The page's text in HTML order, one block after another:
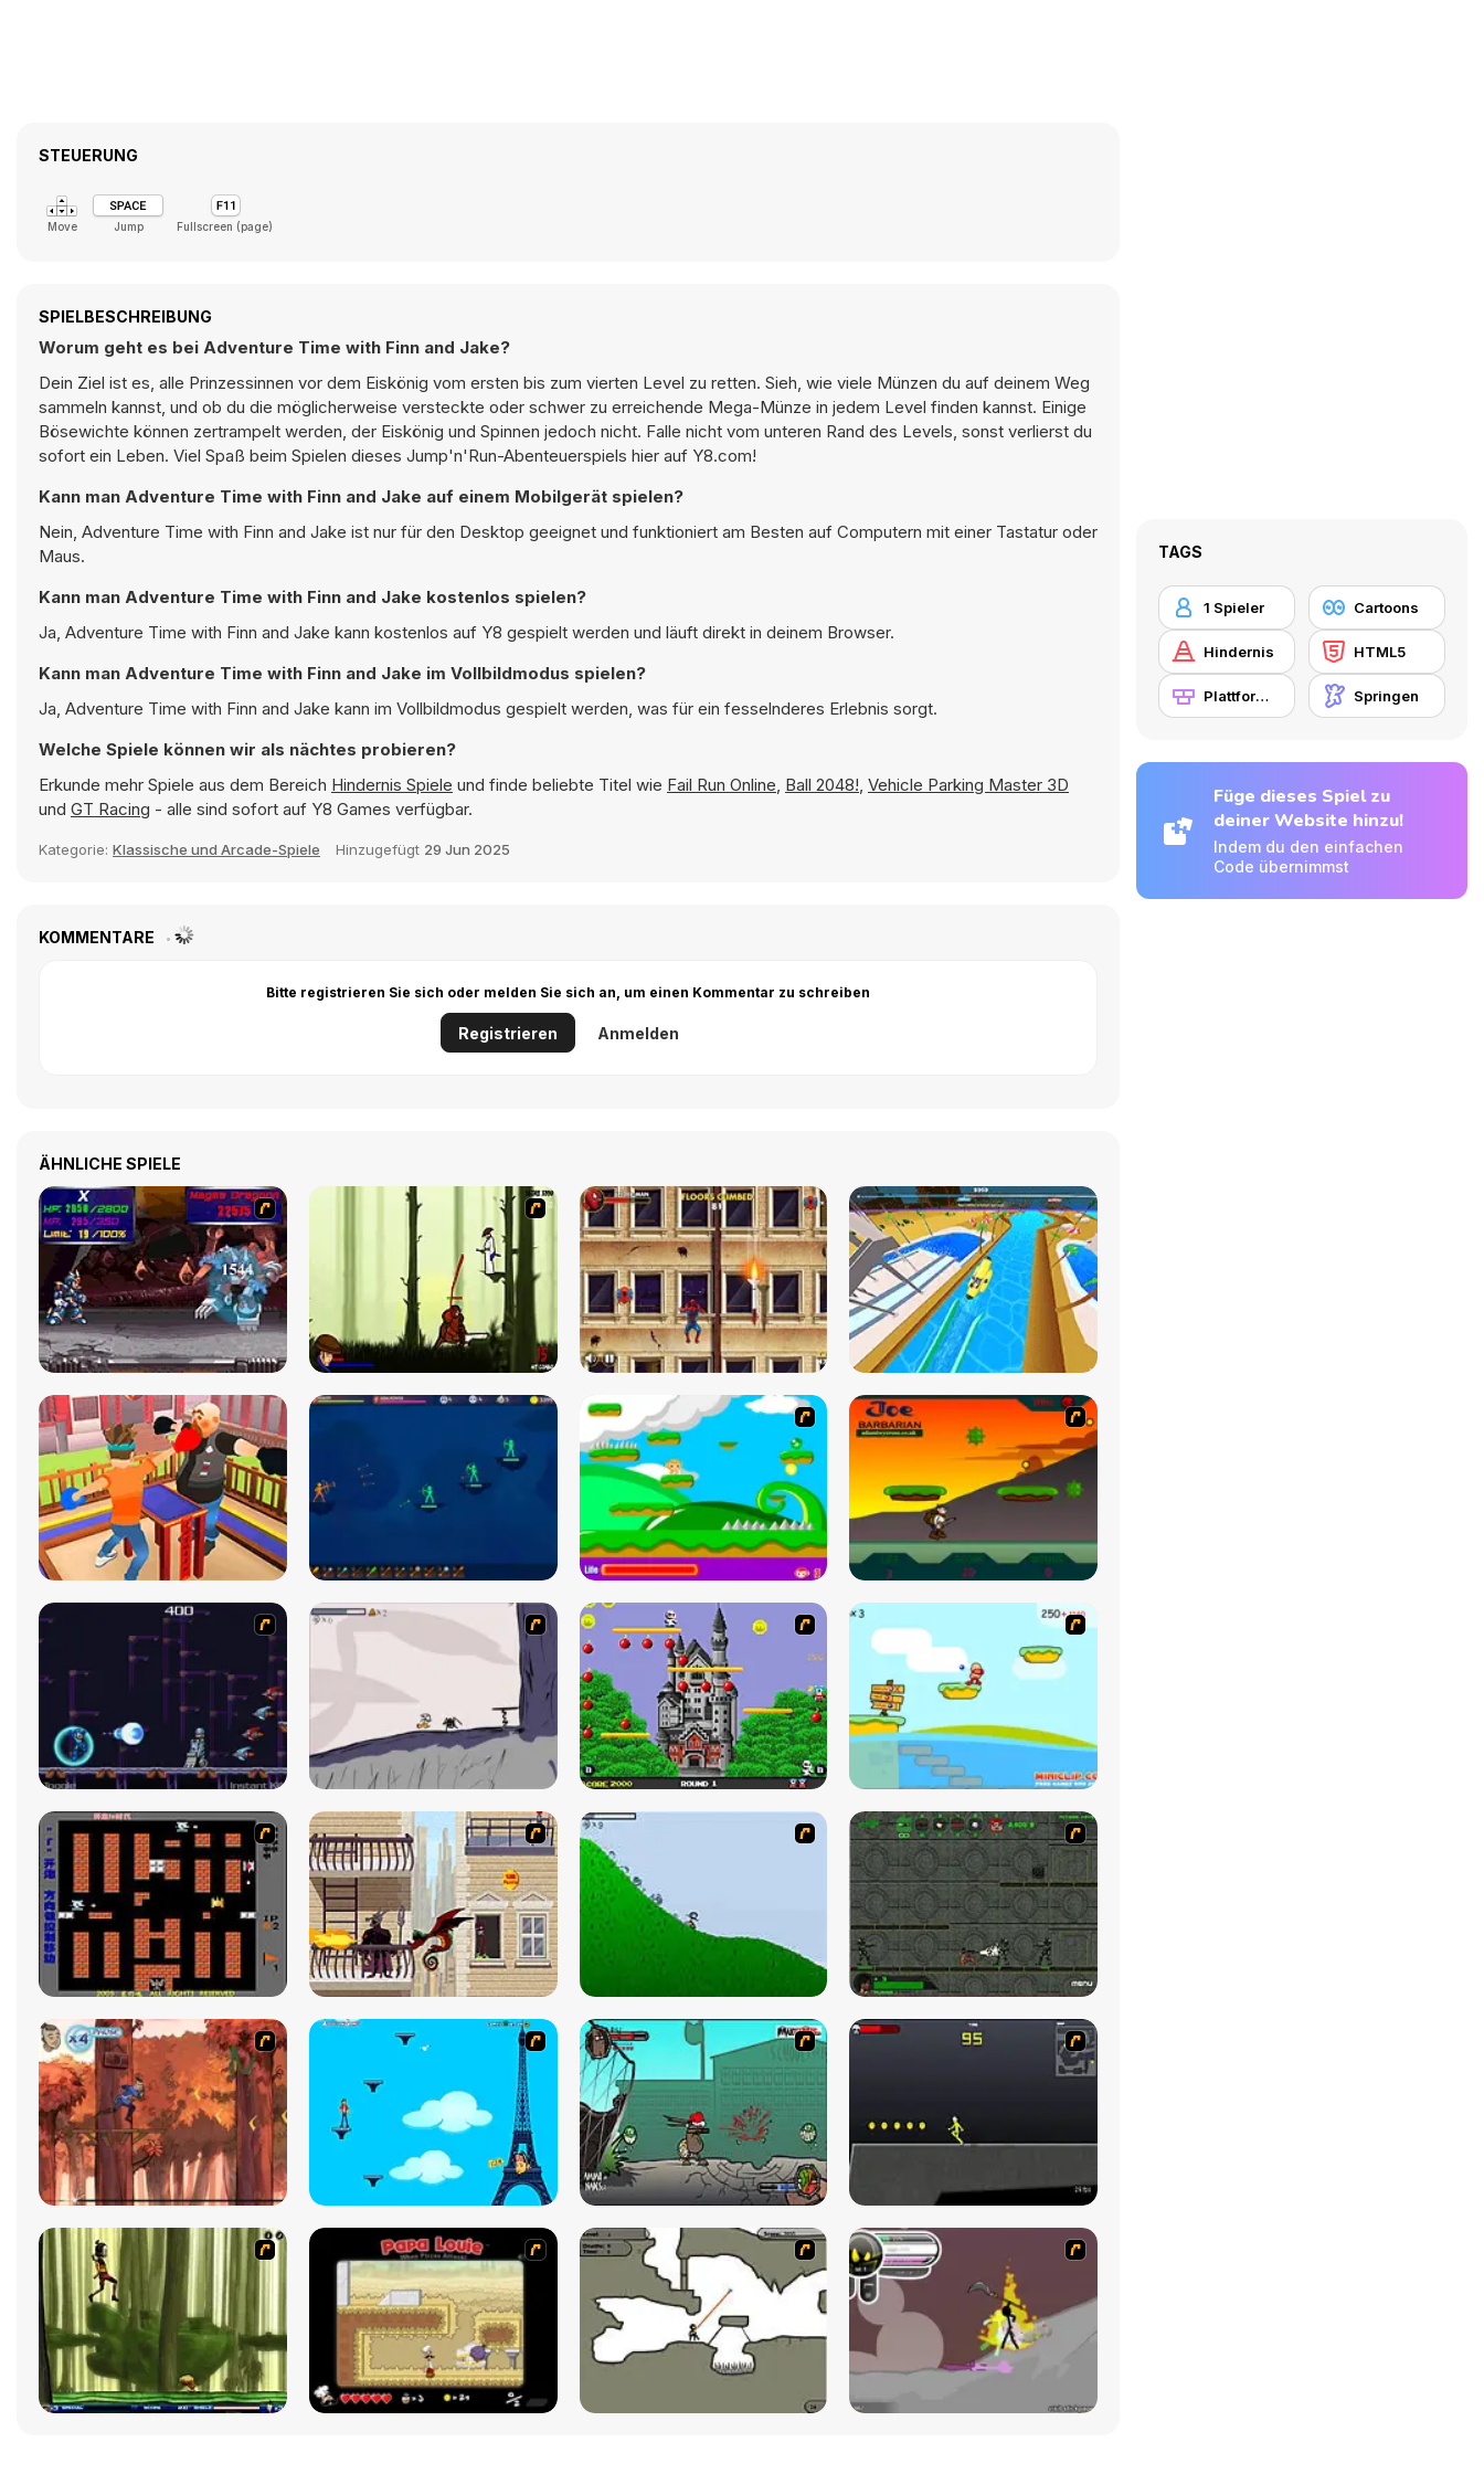
STEUERUNG
Move Jump Fullscreen (page)
SPIELBESCHREIBUNG
Worum geht es bei Adventure Time with Finn and Jake?
Dein Ziel ist es, alle Prinzessinnen vor dem Eiskönig vom ersten bis zum vierten Level zu retten. Sieh, wie viele Münzen du auf deinem Weg
sammeln kannst, und ob du die möglicherweise versteckte oder schwer zu erreichende Mega-Münze in jedem Level finden kannst. Einige
Bösewichte können zertrampelt werden, der Eiskönig und Spinnen jedoch nicht. Falle nicht vom unteren Rand des Levels, sonst verlierst du
sofort ein Leben. Viel Spaß beim Spielen dieses Jump'n'Run-Abenteuerspiels hier auf Y8.com!
Kann man Adventure Time with Finn and Jake auf einem Mobilgerät spielen?
Nein, Adventure Time with Finn and Jake ist nur für den Desktop geeignet und funktioniert am Besten auf Computern mit einer Tastatur oder
Maus.
Kann man Adventure Time with Finn and Jake kostenlos spielen?
Ja, Adventure Time with Finn and Jake kann kostenlos auf Y8 gespielt werden und läuft direkt in deinem Browser.
Kann man Adventure Time with Finn and Jake im Vollbildmodus spielen?
Ja, Adventure Time with Finn and Jake kann im Vollbildmodus gespielt werden, was für ein fesselnderes Erlebnis sorgt.
Welche Spiele können wir als nächtes probieren?
Erkunde mehr Spiele aus dem Bereich Hindernis Spiele und finde beliebte Titel wie Fail Run Online, Ball 2048!, Vehicle Parking Master 3D
und GT Racing - alle sind sofort auf Y8 Games verfügbar.
Kategorie: Klassische und Arcade-Spiele Hinzugefügt 29 Jun 2025
KOMMENTARE
Bitte registrieren Sie sich oder melden Sie sich an, um einen Kommentar zu schreiben
Registrieren Anmelden
ÄHNLICHE SPIELE
TAGS
1 Spieler Cartoons
Hindernis HTML5
Plattformen Springen
Füge dieses Spiel zu
deiner Website hinzu!
Indem du den einfachen
Code übernimmst